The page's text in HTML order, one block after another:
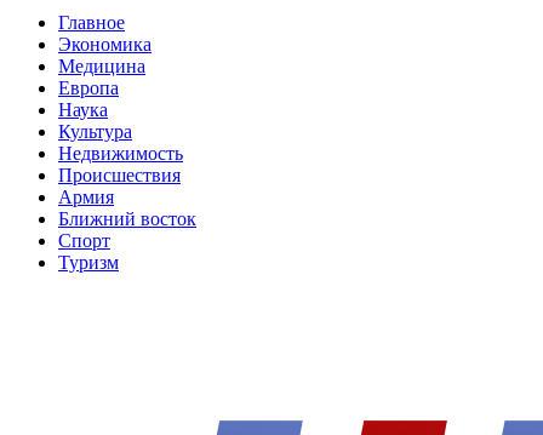
Главное
Экономика
Медицина
Европа
Наука
Культура
Недвижимость
Происшествия
Армия
Ближний восток
Спорт
Туризм